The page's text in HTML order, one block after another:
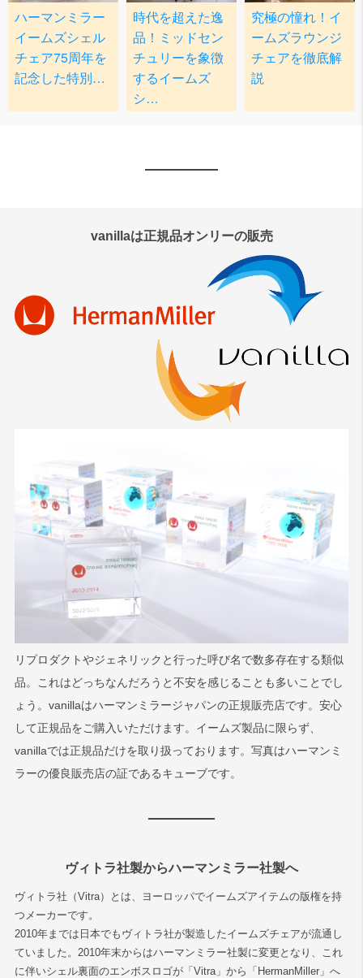
vanillaは正規品オンリーの販売
リプロダクトやジェネリックと行った呼び名で数多存在する類似
品。これはどっちなんだろうと不安を感じることも多いことでし
ょう。vanillaはハーマンミラージャパンの正規販売店です。安心
して正規品をご購入いただけます。イームズ製品に限らず、
vanillaでは正規品だけを取り扱っております。写真はハーマンミ
ラーの優良販売店の証であるキューブです。
ヴィトラ社製からハーマンミラー社製へ
ヴィトラ社（Vitra）とは、ヨーロッパでイームズアイテムの版権を持
つメーカーです。
2010年までは日本でもヴィトラ社が製造したイームズチェアが流通し
ていました。2010年末からはハーマンミラー社製に変更となり、これ
に伴いシェル裏面のエンボスロゴが「Vitra」から「HermanMiller」へ